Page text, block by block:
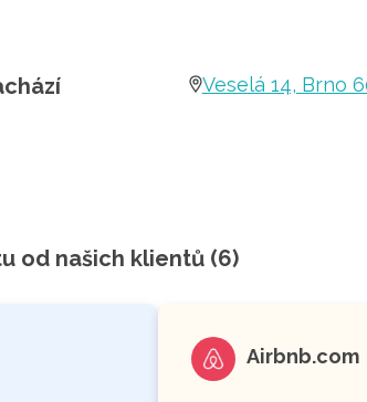
Veselá 14, Brno
od našich klientů (6)
Airbnb.com